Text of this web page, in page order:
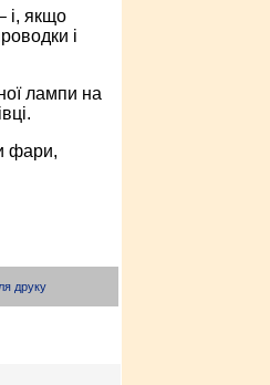
і, якщо
і
лампи на
фари,
друку